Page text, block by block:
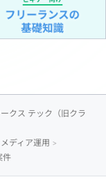
クス テック（旧クラ
ディア運用
件